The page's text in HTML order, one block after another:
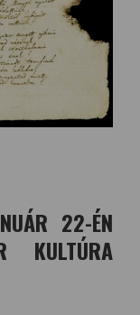
22-ÉN
KULTÚRA